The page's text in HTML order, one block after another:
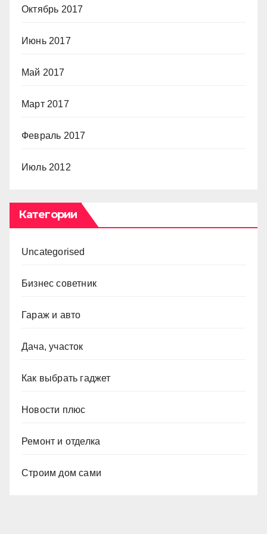
Октябрь 2017
Июнь 2017
Май 2017
Март 2017
Февраль 2017
Июль 2012
Категории
Uncategorised
Бизнес советник
Гараж и авто
Дача, участок
Как выбрать гаджет
Новости плюс
Ремонт и отделка
Строим дом сами